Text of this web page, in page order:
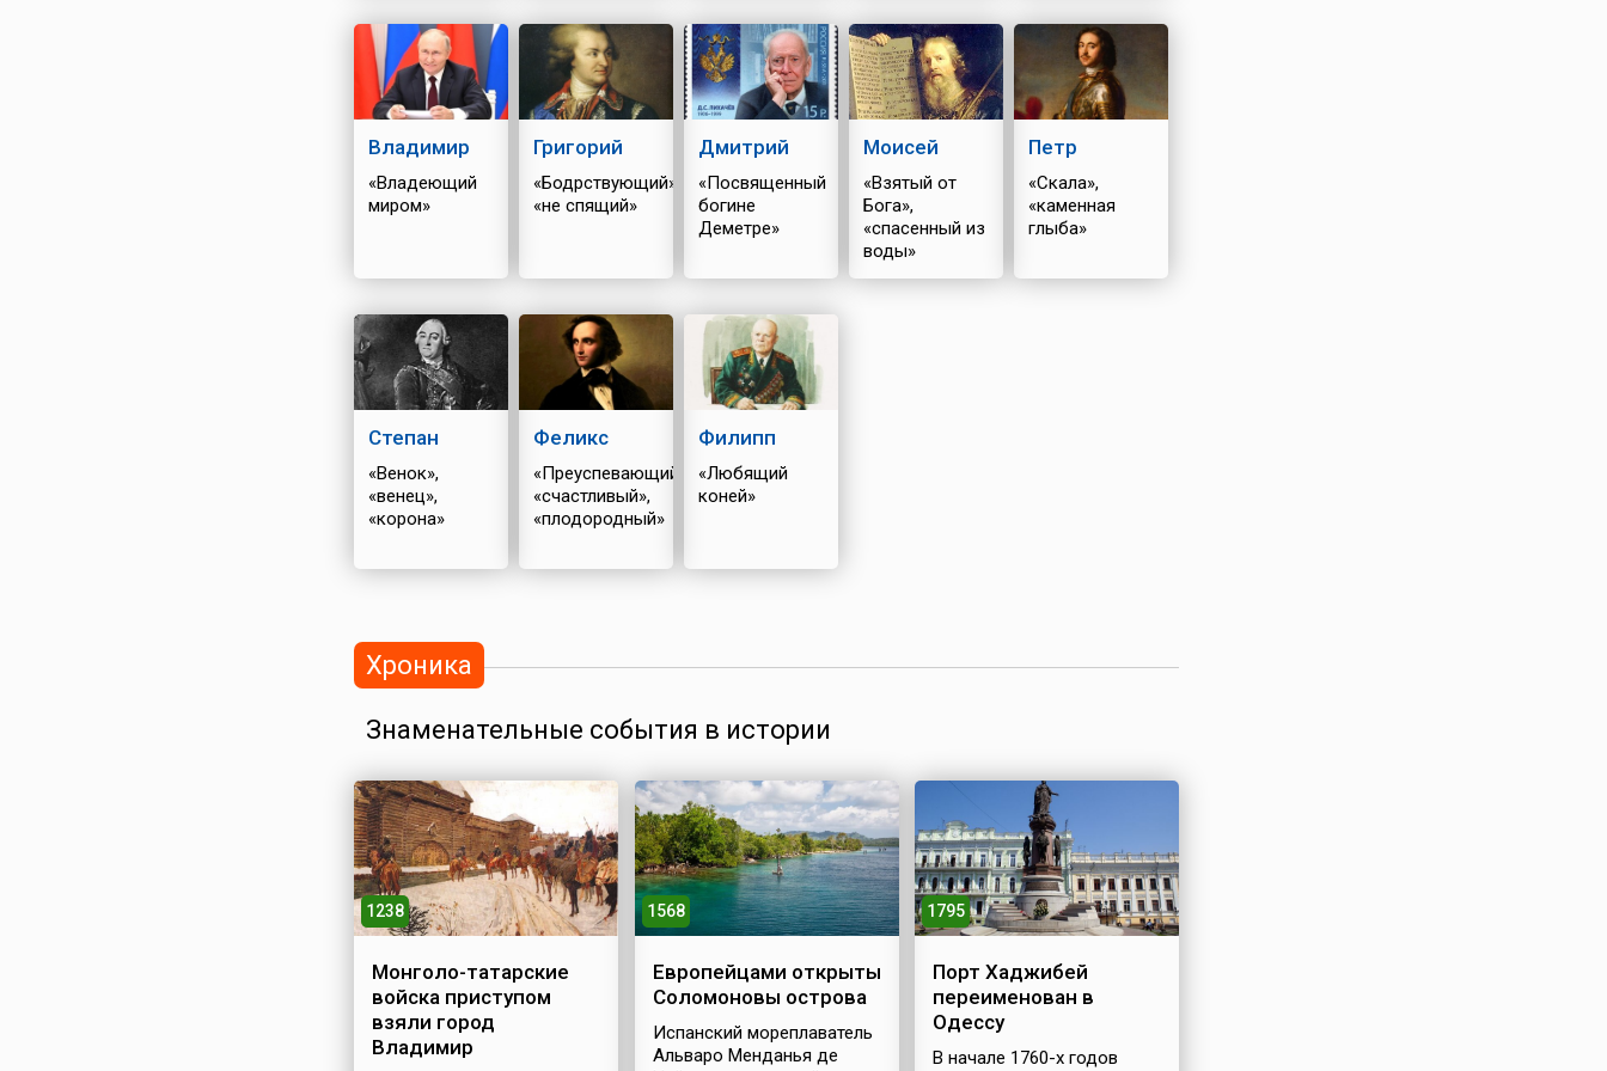
Владимир
«Владеющий
миром»
Григорий
«Бодрствующий»,
«не спящий»
Дмитрий
«Посвященный
богине
Деметре»
Моисей
«Взятый от
Бога»,
«спасенный из
воды»
Петр
«Скала»,
«каменная
глыба»
Степан
«Венок»,
«венец»,
«корона»
Феликс
«Преуспевающий»,
«счастливый»,
«плодородный»
Филипп
«Любящий
коней»
Хроника
Знаменательные события в истории
1238
Монголо-татарские
войска приступом
взяли город
Владимир
1568
Европейцами открыты
Соломоновы острова
Испанский мореплаватель
Альваро Менданья де
1795
Порт Хаджибей
переименован в
Одессу
В начале 1760-х годов